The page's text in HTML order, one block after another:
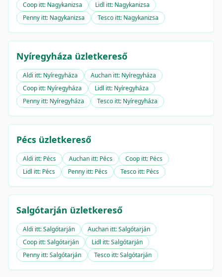
Coop itt: Nagykanizsa
Lidl itt: Nagykanizsa
Penny itt: Nagykanizsa
Tesco itt: Nagykanizsa
Nyíregyháza üzletkereső
Aldi itt: Nyíregyháza
Auchan itt: Nyíregyháza
Coop itt: Nyíregyháza
Lidl itt: Nyíregyháza
Penny itt: Nyíregyháza
Tesco itt: Nyíregyháza
Pécs üzletkereső
Aldi itt: Pécs Auchan itt: Pécs
Coop itt: Pécs
Lidl itt: Pécs
Penny itt: Pécs Tesco itt: Pécs
Salgótarján üzletkereső
Aldi itt: Salgótarján
Auchan itt: Salgótarján
Coop itt: Salgótarján
Lidl itt: Salgótarján
Penny itt: Salgótarján
Tesco itt: Salgótarján